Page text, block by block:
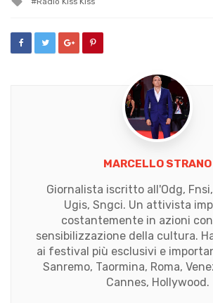
MARCELLO STRANO
Giornalista iscritto all'Odg,
Ugis, Sngci. Un attivista
costantemente in azioni
sensibilizzazione della cultura.
ai festival più esclusivi e
Sanremo, Taormina, Roma,
Cannes, Hollywood.